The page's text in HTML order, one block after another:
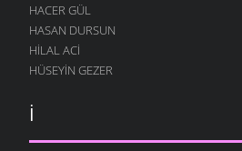
HACER GÜL
HASAN DURSUN
HILAL ACI
HÜSEYIN GEZER
İ